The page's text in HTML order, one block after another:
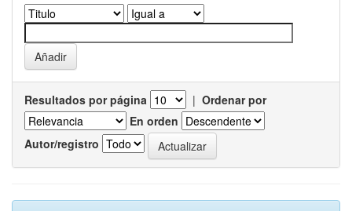
Resultados por página | Ordenar por
En orden
Autor/registro